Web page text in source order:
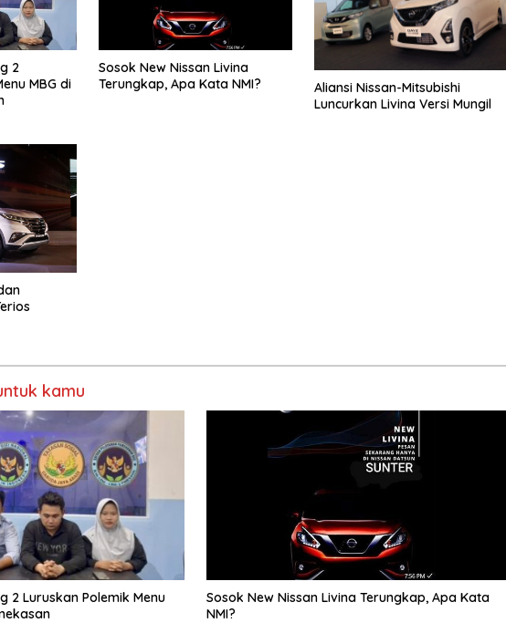
2
MBG di
Sosok New Nissan Livina
Terungkap, Apa Kata NMI?
Aliansi Nissan-Mitsubishi
Luncurkan Livina Versi Mungil
kamu
2 Luruskan Polemik Menu
Sosok New Nissan Livina Terungkap, Apa Kata
NMI?